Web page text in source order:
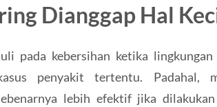
Dianggap Hal
pada kebersihan ketika
penyakit tertentu. Padahal,
lebih efektif jika dilakukan